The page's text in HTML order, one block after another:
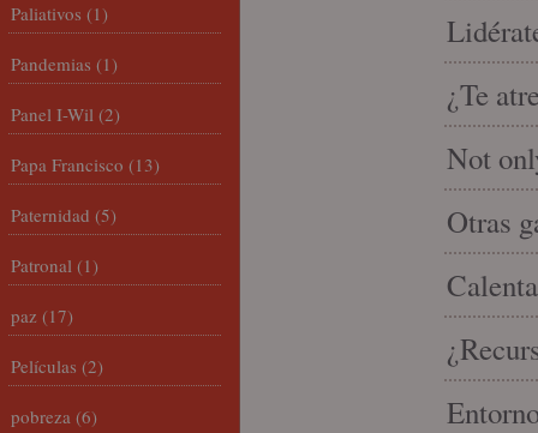
¿Te
Not
Otras
Paliativos (1)
Pandemias (1)
Panel I-Wil (2)
Papa Francisco (13)
Paternidad (5)
Patronal (1)
paz (17)
Películas (2)
pobreza (6)